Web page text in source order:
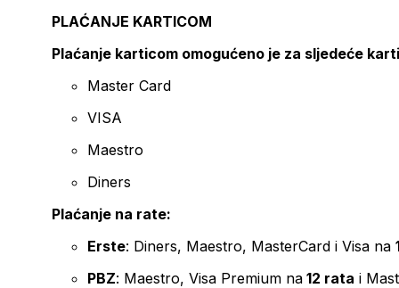
PLAĆANJE KARTICOM
Plaćanje karticom omogućeno je za sljedeće
Master Card
VISA
Maestro
Diners
Plaćanje na rate:
Erste: Diners, Maestro, MasterCard i Visa na
PBZ: Maestro, Visa Premium na 12 rata i